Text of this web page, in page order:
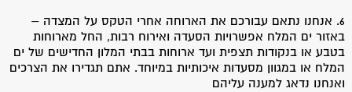
6. אנחנו נתאם עבורכם את הארוחה אחרי הטקס על המצדה –
באזור ים המלח אפשרויות הסעדה ואירוח רבות, החל מארוחות
בטבע או בנקודות תצפית ועד ארוחות בבתי המלון החדישים של ים
המלח או במגוון מסעדות איכותיות במיוחד. אתם תגדירו את הצרכים
ואנחנו נדאג למענה עליהם